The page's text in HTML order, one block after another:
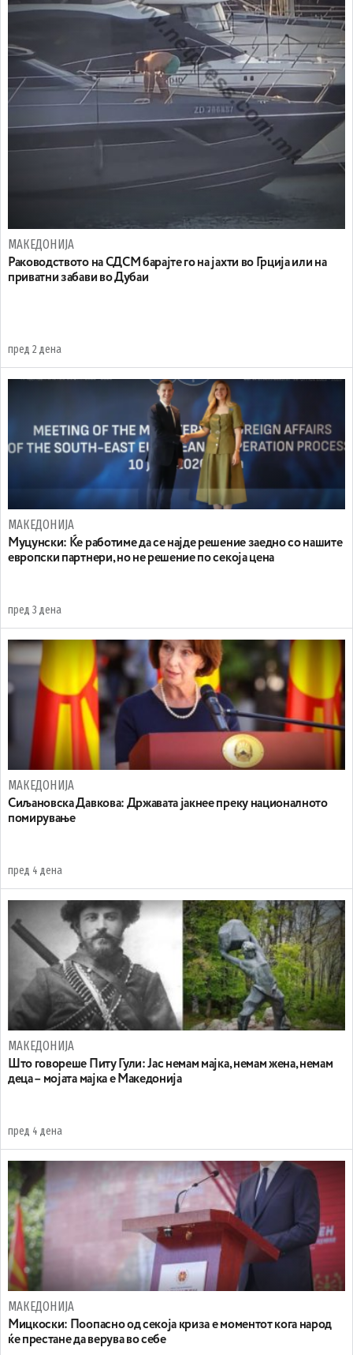
МАКЕДОНИЈА
Раководството на СДСМ барајте го на јахти во Грција или на
приватни забави во Дубаи
пред 2 дена
МАКЕДОНИЈА
Муцунски: Ќе работиме да се најде решение заедно со нашите
европски партнери, но не решение по секоја цена
пред 3 дена
МАКЕДОНИЈА
Сиљановска Давкова: Државата јакнее преку националното
помирување
пред 4 дена
МАКЕДОНИЈА
Што говореше Питу Гули: Јас немам мајка, немам жена, немам
деца – мојата мајка е Македонија
пред 4 дена
МАКЕДОНИЈА
Мицкоски: Поопасно од секоја криза е моментот кога народ
ќе престане да верува во себе